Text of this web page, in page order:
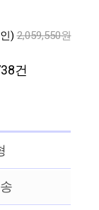
) 2,059,550원
건